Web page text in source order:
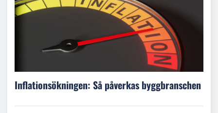
Inflationsökningen: Så påverkas byggbranschen